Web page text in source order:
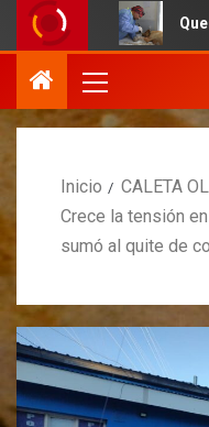
Quedan
Inicio
CALETA
Crece la tensión
sumó al quite de